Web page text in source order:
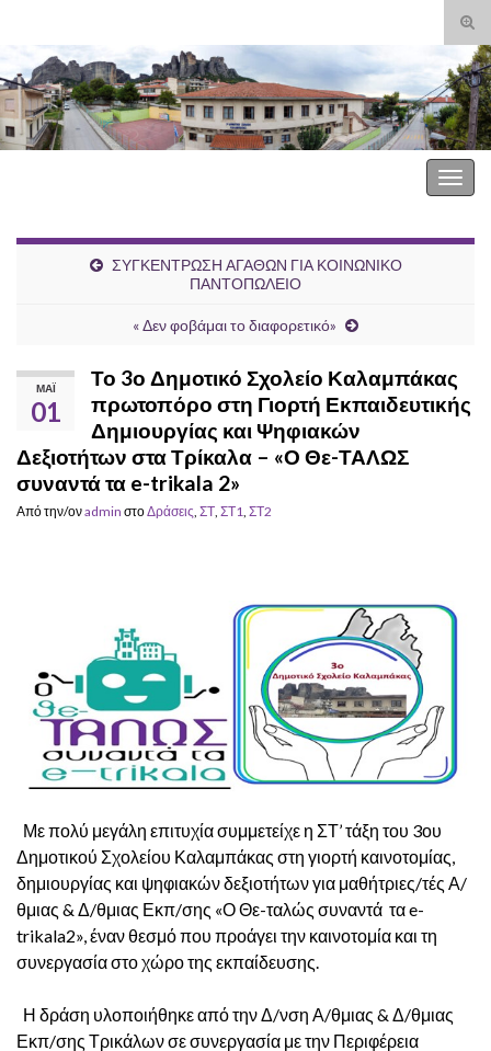
Search for:
ΣΥΓΚΕΝΤΡΩΣΗ ΑΓΑΘΩΝ ΓΙΑ ΚΟΙΝΩΝΙΚΟ
ΠΑΝΤΟΠΩΛΕΙΟ
« Δεν φοβάμαι το διαφορετικό»
ΜΆΙ
01
Το 3ο Δημοτικό Σχολείο Καλαμπάκας
πρωτοπόρο στη Γιορτή Εκπαιδευτικής
Δημιουργίας και Ψηφιακών
Δεξιοτήτων στα Τρίκαλα – «Ο Θε-ΤΑΛΩΣ
συναντά τα e-trikala 2»
Από την/ονadmin στοΔράσεις ΣΤ ΣΤ1 ΣΤ2
Με πολύ μεγάλη επιτυχία συμμετείχε η ΣΤ’ τάξη του 3ου
Δημοτικού Σχολείου Καλαμπάκας στη γιορτή καινοτομίας,
δημιουργίας και ψηφιακών δεξιοτήτων για μαθήτριες/τές Α/
θμιας & Δ/θμιας Εκπ/σης «Ο Θε-ταλώς συναντά τα e-
trikala2», έναν θεσμό που προάγει την καινοτομία και τη
συνεργασία στο χώρο της εκπαίδευσης.
Η δράση υλοποιήθηκε από την Δ/νση Α/θμιας & Δ/θμιας
Εκπ/σης Τρικάλων σε συνεργασία με την Περιφέρεια